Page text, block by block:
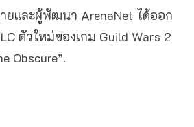
ยและผู้พัฒนา ArenaNet ได้ออก
ตัวใหม่ของเกม Guild Wars 2
Obscure”.